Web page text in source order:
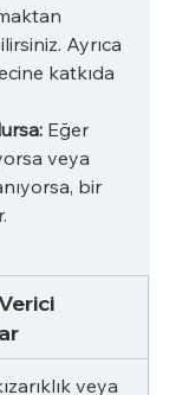
Ayrıca
katkıda
Eğer
veya
bir
veya